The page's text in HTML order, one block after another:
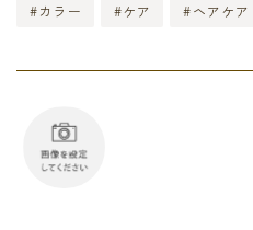
#カラー #ケア #ヘアケア